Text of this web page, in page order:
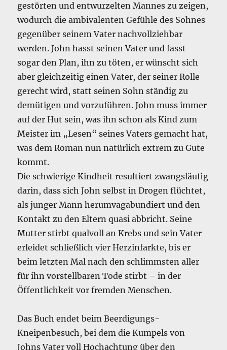
gestörten und entwurzelten Mannes zu zeigen,
wodurch die ambivalenten Gefühle des Sohnes
gegenüber seinem Vater nachvollziehbar
werden. John hasst seinen Vater und fasst
sogar den Plan, ihn zu töten, er wünscht sich
aber gleichzeitig einen Vater, der seiner Rolle
gerecht wird, statt seinen Sohn ständig zu
demütigen und vorzuführen. John muss immer
auf der Hut sein, was ihn schon als Kind zum
Meister im „Lesen“ seines Vaters gemacht hat,
was dem Roman nun natürlich extrem zu Gute
kommt.
Die schwierige Kindheit resultiert zwangsläufig
darin, dass sich John selbst in Drogen flüchtet,
als junger Mann herumvagabundiert und den
Kontakt zu den Eltern quasi abbricht. Seine
Mutter stirbt qualvoll an Krebs und sein Vater
erleidet schließlich vier Herzinfarkte, bis er
beim letzten Mal nach den schlimmsten aller
für ihn vorstellbaren Tode stirbt – in der
Öffentlichkeit vor fremden Menschen.
Das Buch endet beim Beerdigungs-
Kneipenbesuch, bei dem die Kumpels von
Johns Vater voll Hochachtung über den